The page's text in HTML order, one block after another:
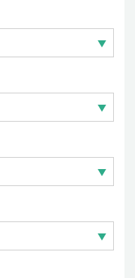
ィブ
務
派遣
出社）
量労働制